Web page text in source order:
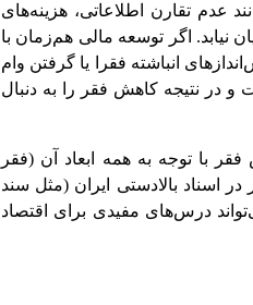
عدم تقارن اطلاعاتی، هزینه‌های
نیابد. اگر توسعه مالی هم‌زمان با
انباشته فقرا یا گرفتن وام
در نتیجه کاهش فقر را به دنبال
با توجه به همه ابعاد آن (فقر
اسناد بالادستی ایران (مثل سند
درس‌های مفیدی برای اقتصاد